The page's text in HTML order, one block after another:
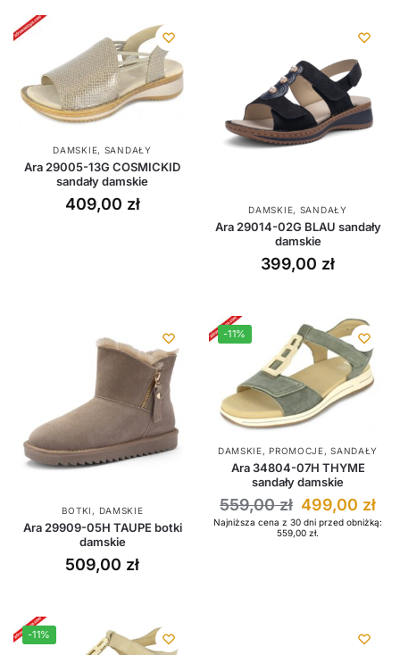
DAMSKIE, SANDAŁY
Ara 29005-13G COSMICKID
sandały damskie
409,00 zł DAMSKIE, SANDAŁY
Ara 29014-02G BLAU sandały
damskie
399,00 zł
BOTKI , DAMSKIE
Ara 29909-05H TAUPE botki
damskie
509,00 zł
-11%
DAMSKIE,PROMOCJE,SANDAŁY
Ara 34804-07H THYME
sandały damskie
559,00zł 499,00 zł
Najniższa cena z 30 dni przed obniżką:
559,00 zł.
-11%